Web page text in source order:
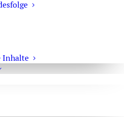
Inhalte
Urteil auf
Revision und
Strafrecht